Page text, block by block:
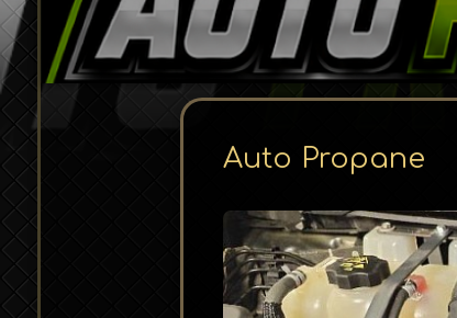
Page d'accueil
Galerie
Service Routier
Auto Propane